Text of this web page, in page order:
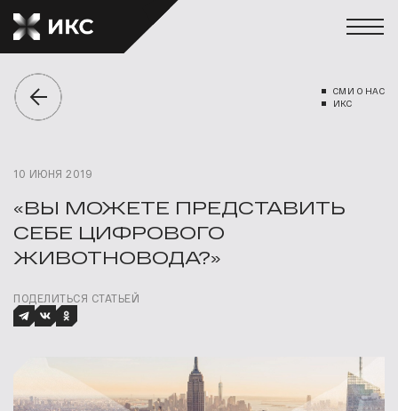
СМИ О НАС
ИКС
10 ИЮНЯ 2019
«ВЫ МОЖЕТЕ ПРЕДСТАВИТЬ
СЕБЕ ЦИФРОВОГО
ЖИВОТНОВОДА?»
ПОДЕЛИТЬСЯ СТАТЬЕЙ